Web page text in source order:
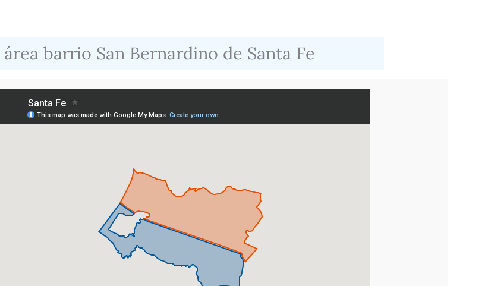
barrio San Bernardino de Santa Fe